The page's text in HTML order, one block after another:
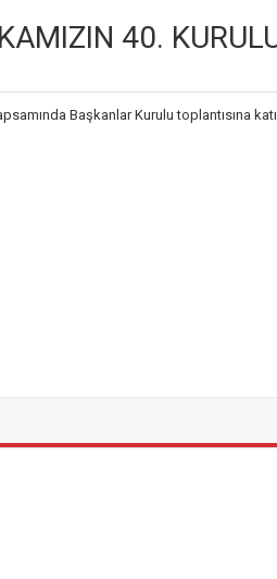
40.
Başkanlar Kurulu toplantısına